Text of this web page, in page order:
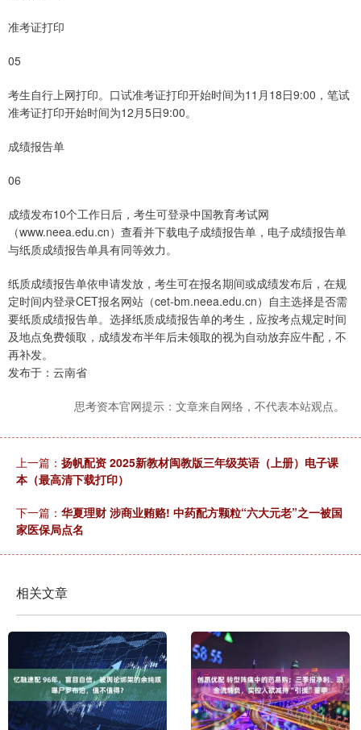
准考证打印
05
考生自行上网打印。口试准考证打印开始时间为11月18日9:00，笔试
准考证打印开始时间为12月5日9:00。
成绩报告单
06
成绩发布10个工作日后，考生可登录中国教育考试网
（www.neea.edu.cn）查看并下载电子成绩报告单，电子成绩报告单
与纸质成绩报告单具有同等效力。
纸质成绩报告单依申请发放，考生可在报名期间或成绩发布后，在规
定时间内登录CET报名网站（cet-bm.neea.edu.cn）自主选择是否需
要纸质成绩报告单。选择纸质成绩报告单的考生，应按考点规定时间
及地点免费领取，成绩发布半年后未领取的视为自动放弃应牛配，不
再补发。
发布于：云南省
思考资本官网提示：文章来自网络，不代表本站观点。
上一篇： 扬帆配资 2025新教材闽教版三年级英语（上册）电子课
本（最高清下载打印）
下一篇： 华夏理财 涉商业贿赂! 中药配方颗粒“六大元老”之一被国
家医保局点名
相关文章